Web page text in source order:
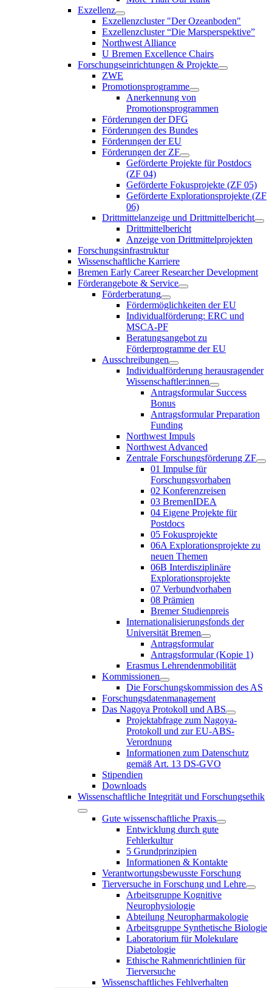
Exzellenz
Exzellenzcluster "Der Ozeanboden"
Exzellenzcluster “Die Marsperspektive”
Northwest Alliance
U Bremen Excellence Chairs
Forschungseinrichtungen & Projekte
ZWE
Promotionsprogramme
Anerkennung von
Promotionsprogrammen
Förderungen der DFG
Förderungen des Bundes
Förderungen der EU
Förderungen der ZF
Geförderte Projekte für Postdocs
(ZF 04)
Geförderte Fokusprojekte (ZF 05)
Geförderte Explorationsprojekte (ZF
06)
Drittmittelanzeige und Drittmittelbericht
Drittmittelbericht
Anzeige von Drittmittelprojekten
Forschungsinfrastruktur
Wissenschaftliche Karriere
Bremen Early Career Researcher Development
Förderangebote & Service
Förderberatung
Fördermöglichkeiten der EU
Individualförderung: ERC und
MSCA-PF
Beratungsangebot zu
Förderprogramme der EU
Ausschreibungen
Individualförderung herausragender
Wissenschaftler:innen
Antragsformular Success
Bonus
Antragsformular Preparation
Funding
Northwest Impuls
Northwest Advanced
Zentrale Forschungsförderung ZF
01 Impulse für
Forschungsvorhaben
02 Konferenzreisen
03 BremenIDEA
04 Eigene Projekte für
Postdocs
05 Fokusprojekte
06A Explorationsprojekte zu
neuen Themen
06B Interdisziplinäre
Explorationsprojekte
07 Verbundvorhaben
08 Prämien
Bremer Studienpreis
Internationalisierungsfonds der
Universität Bremen
Antragsformular
Antragsformular (Kopie 1)
Erasmus Lehrendenmobilität
Kommissionen
Die Forschungskommission des AS
Forschungsdatenmanagement
Das Nagoya Protokoll und ABS
Projektabfrage zum Nagoya-
Protokoll und zur EU-ABS-
Verordnung
Informationen zum Datenschutz
gemäß Art. 13 DS-GVO
Stipendien
Downloads
Wissenschaftliche Integrität und Forschungsethik
Gute wissenschaftliche Praxis
Entwicklung durch gute
Fehlerkultur
5 Grundprinzipien
Informationen & Kontakte
Verantwortungsbewusste Forschung
Tierversuche in Forschung und Lehre
Arbeitsgruppe Kognitive
Neurophysiologie
Abteilung Neuropharmakologie
Arbeitsgruppe Synthetische Biologie
Laboratorium für Molekulare
Diabetologie
Ethische Rahmenrichtlinien für
Tierversuche
Wissenschaftliches Fehlverhalten